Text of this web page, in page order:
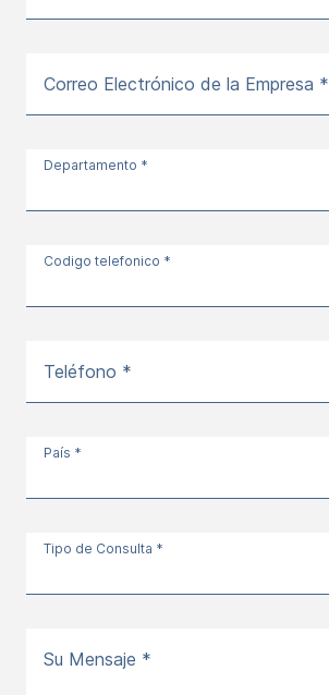
Correo Electrónico de la Empresa *
Departamento *
Codigo telefonico *
Teléfono *
País *
Tipo de Consulta *
Su Mensaje *